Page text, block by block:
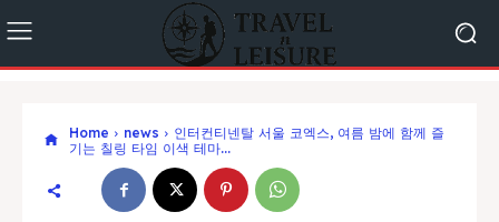
Home news
인터컨티넨탈 서울 코엑스, 여름 밤에 함께 즐
기는 칠링 타임 이색 테마...